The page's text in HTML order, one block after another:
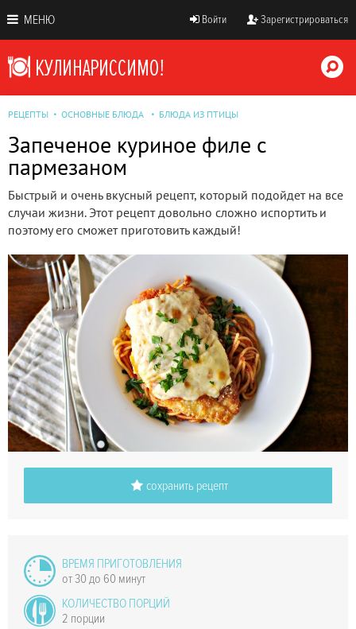
МЕНЮ Войти Зарегистрироваться
РЕЦЕПТЫ ОСНОВНЫЕ БЛЮДА БЛЮДА ИЗ ПТИЦЫ
Запеченое куриное филе с
пармезаном
Быстрый и очень вкусный рецепт, который подойдет на все
случаи жизни. Этот рецепт довольно сложно испортить и
поэтому его сможет приготовить каждый!
сохранить рецепт
ВРЕМЯ ПРИГОТОВЛЕНИЯ
от 30 до 60 минут
КОЛИЧЕСТВО ПОРЦИЙ
2 порции